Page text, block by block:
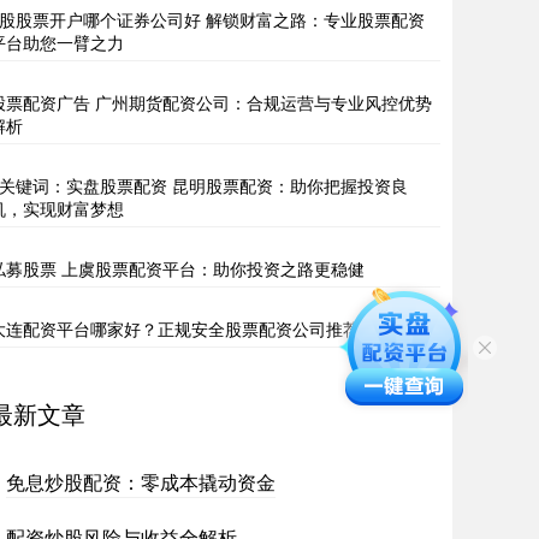
股票开户哪个证券公司好 解锁财富之路：专业股票配资
台助您一臂之力
票配资广告 广州期货配资公司：合规运营与专业风控优势
析
键词：实盘股票配资 昆明股票配资：助你把握投资良
，实现财富梦想
募股票 上虞股票配资平台：助你投资之路更稳健
连配资平台哪家好？正规安全股票配资公司推荐
新文章
免息炒股配资：零成本撬动资金